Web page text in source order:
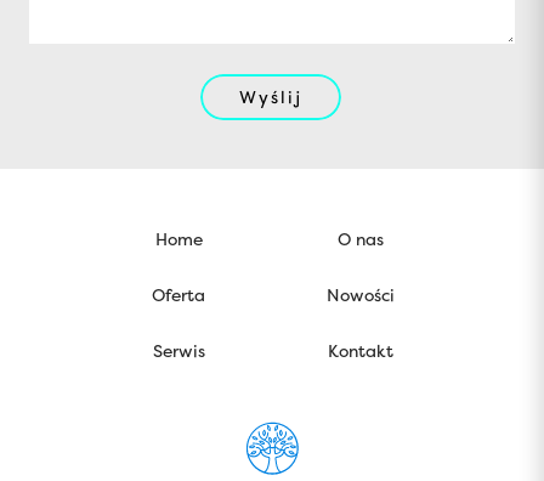
Wyślij
Home O nas
Oferta Nowości
Serwis Kontakt